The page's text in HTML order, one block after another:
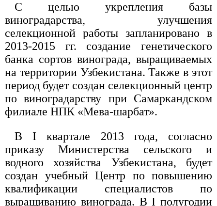
С целью укрепления базы
виноградарства, улучшения
селекционной работы запланировано в
2013-2015 гг. создание генетического
банка сортов винограда, выращиваемых
на территории Узбекистана. Также в этот
период будет создан селекционный центр
по виноградарству при Самаркандском
филиале НПК «Мева-шарбат».
В I квартале 2013 года, согласно
приказу Министерства сельского и
водного хозяйства Узбекистана, будет
создан учебный Центр по повышению
квалификации специалистов по
выращиванию винограда. В I полугодии